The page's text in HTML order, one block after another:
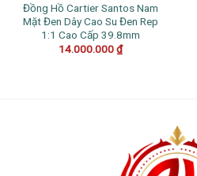
Đồng Hồ Cartier Santos Nam
Mặt Đen Dây Cao Su Đen Rep
1:1 Cao Cấp 39.8mm
14.000.000₫